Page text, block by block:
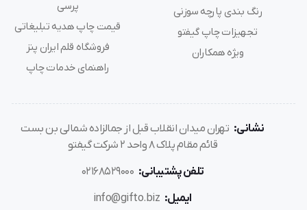
رنگ بندی پارچه سوزنی
تجهیزات چاپ گیفتو
ویژه همکاران
پرسی
قیمت چاپ هدیه تبلیغاتی
فروشگاه قلم ایران پنز
راهنمای خدمات چاپ
نشانی: تهران میدان انقلاب قبل از جمالزاده شمالی بن بست
قائم مقام پلاک 8 واحد 2 شرکت گیفتو
تلفن پشتیبانی: 02168529000
ایمیل: info@gifto.biz